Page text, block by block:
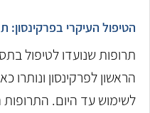
הטיפול העיקרי בפרקינסון:
תרופות שנועדו לטיפול
הראשון לפרקינסון
לשימוש עד היום.